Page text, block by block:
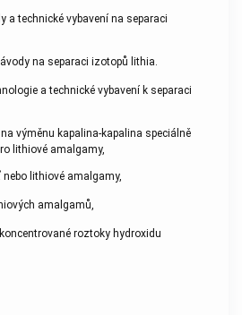
a technické vybavení na separaci
na separaci izotopů lithia.
a technické vybavení k separaci
výměnu kapalina-kapalina speciálně
lithiové amalgamy,
lithiové amalgamy,
amalgamů,
roztoky hydroxidu